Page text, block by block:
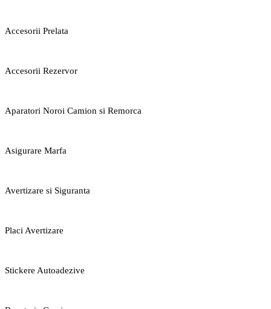
Accesorii Prelata
Accesorii Rezervor
Aparatori Noroi Camion si Remorca
Asigurare Marfa
Avertizare si Siguranta
Placi Avertizare
Stickere Autoadezive